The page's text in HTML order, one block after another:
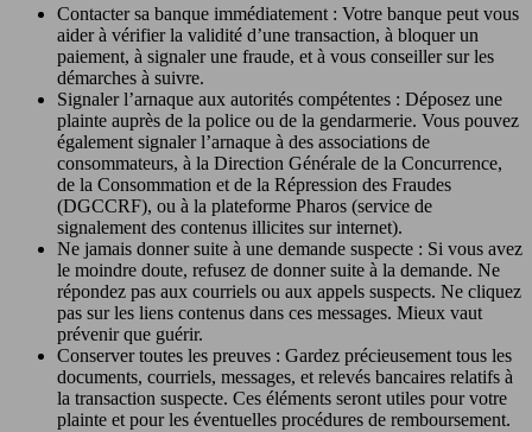
Contacter sa banque immédiatement : Votre banque peut vous
aider à vérifier la validité d’une transaction, à bloquer un
paiement, à signaler une fraude, et à vous conseiller sur les
démarches à suivre.
Signaler l’arnaque aux autorités compétentes : Déposez une
plainte auprès de la police ou de la gendarmerie. Vous pouvez
également signaler l’arnaque à des associations de
consommateurs, à la Direction Générale de la Concurrence,
de la Consommation et de la Répression des Fraudes
(DGCCRF), ou à la plateforme Pharos (service de
signalement des contenus illicites sur internet).
Ne jamais donner suite à une demande suspecte : Si vous avez
le moindre doute, refusez de donner suite à la demande. Ne
répondez pas aux courriels ou aux appels suspects. Ne cliquez
pas sur les liens contenus dans ces messages. Mieux vaut
prévenir que guérir.
Conserver toutes les preuves : Gardez précieusement tous les
documents, courriels, messages, et relevés bancaires relatifs à
la transaction suspecte. Ces éléments seront utiles pour votre
plainte et pour les éventuelles procédures de remboursement.